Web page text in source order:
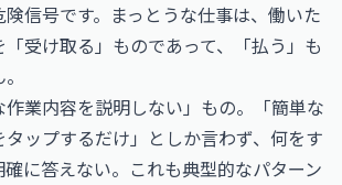
信号です。まっとうな仕事は、働いた
受け取る」ものであって、「払う」も
業内容を説明しない」もの。「簡単な
ップするだけ」としか言わず、何をす
に答えない。これも典型的なパターン